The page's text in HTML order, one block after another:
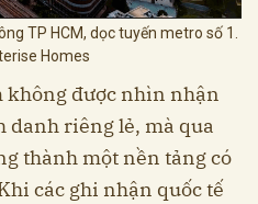
TP HCM, dọc tuyến metro số 1.
Homes
không được nhìn nhận
danh riêng lẻ, mà qua
thành một nền tảng có
các ghi nhận quốc tế